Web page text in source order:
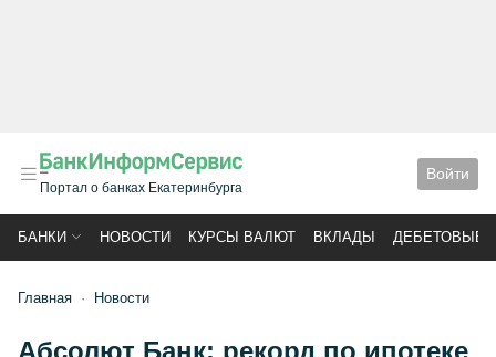
Портал о банках Екатеринбурга
Войти
БАНКИ НОВОСТИ КУРСЫ ВАЛЮТ ВКЛАДЫ ДЕБЕТОВЫЕ
Главная Новости
Абсолют Банк: рекорд по ипотеке